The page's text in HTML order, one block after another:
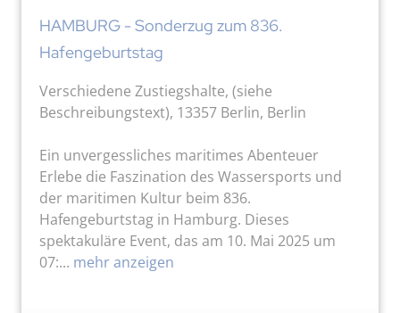
HAMBURG - Sonderzug zum 836.
Hafengeburtstag
Verschiedene Zustiegshalte, (siehe
Beschreibungstext), 13357 Berlin, Berlin
Ein unvergessliches maritimes Abenteuer
Erlebe die Faszination des Wassersports und
der maritimen Kultur beim 836.
Hafengeburtstag in Hamburg. Dieses
spektakuläre Event, das am 10. Mai 2025 um
07:... mehr anzeigen